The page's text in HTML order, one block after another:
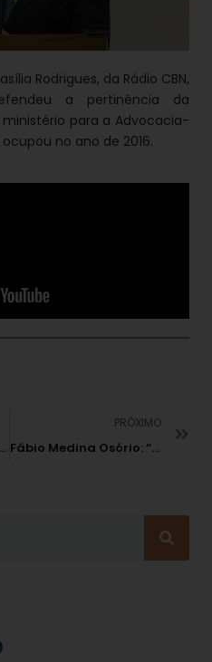
Rodrigues, da Rádio CBN,
a pertinência da
para a Advocacia-
no ano de 2016.
Marcelo Zenkner: “Quem são os destinatários de um sistema de integridade?”
PRÓXIMO
Fábio Medina Osório: “O princípio constitucional da motivação dos atos administrativos: exame de sua aplicabilidade prática aos casos de promoção e remoção de membros do Ministério Público e magistratura por merecimento nas respectivas carreiras.”